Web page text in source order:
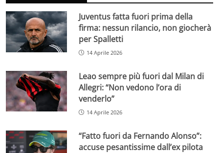
Juventus fatta fuori prima della
firma: nessun rilancio, non giocherà
per Spalletti
14 Aprile 2026
Leao sempre più fuori dal Milan di
Allegri: “Non vedono l’ora di
venderlo”
14 Aprile 2026
“Fatto fuori da Fernando Alonso”:
accuse pesantissime dall’ex pilota